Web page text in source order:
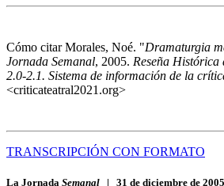
Cómo citarMorales, Noé. "Dramaturgia
Jornada Semanal, 2005. Reseña Histórica
2.0-2.1. Sistema de información de la
<criticateatral2021.org>
TRANSCRIPCIÓN CON FORMATO
La Jornada Semanal | 31 de diciembre de 2005